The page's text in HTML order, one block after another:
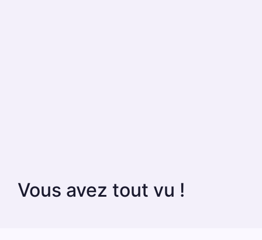
Vous avez tout vu !